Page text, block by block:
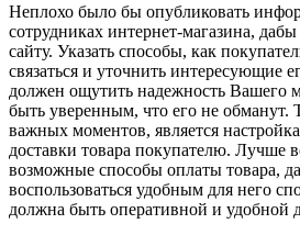
Неплохо было бы опубликовать
сотрудниках интернет-магазина,
сайту. Указать способы, как
связаться и уточнить интересующие
должен ощутить надежность Вашего
быть уверенным, что его не обманут.
важных моментов, является
доставки товара покупателю. Лучше
возможные способы оплаты товара,
воспользоваться удобным для него
должна быть оперативной и удобной